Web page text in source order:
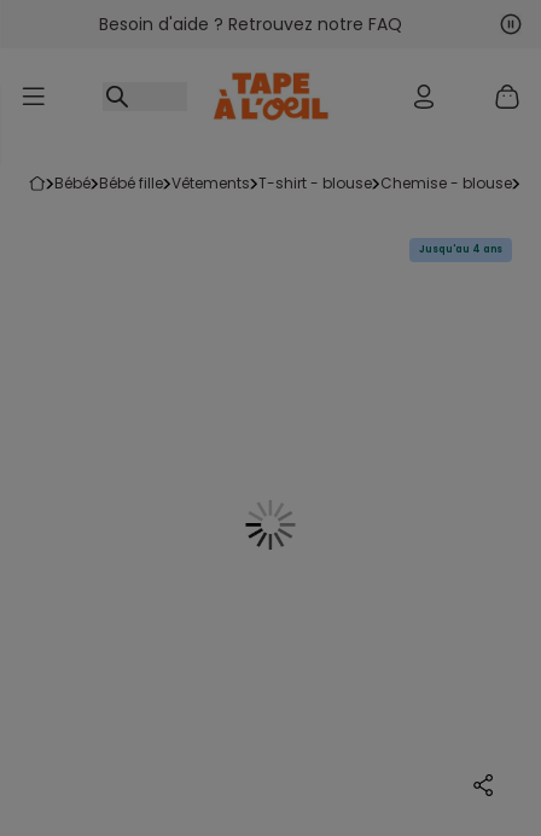
Accéder au contenu
Besoin d'aide ? Retrouvez notre FAQ
bébé bébé fille vêtements t-shirt - blouse chemise - blouse
Jusqu'au 4 ans